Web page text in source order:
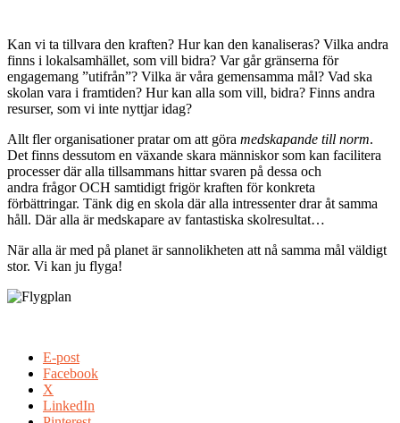
Kan vi ta tillvara den kraften? Hur kan den kanaliseras? Vilka andra
finns i lokalsamhället, som vill bidra? Var går gränserna för
engagemang ”utifrån”? Vilka är våra gemensamma mål? Vad ska
skolan vara i framtiden? Hur kan alla som vill, bidra? Finns andra
resurser, som vi inte nyttjar idag?
Allt fler organisationer pratar om att göra medskapande till norm.
Det finns dessutom en växande skara människor som kan facilitera
processer där alla tillsammans hittar svaren på dessa och
andra frågor OCH samtidigt frigör kraften för konkreta
förbättringar. Tänk dig en skola där alla intressenter drar åt samma
håll. Där alla är medskapare av fantastiska skolresultat…
När alla är med på planet är sannolikheten att nå samma mål väldigt
stor. Vi kan ju flyga!
E-post
Facebook
X
LinkedIn